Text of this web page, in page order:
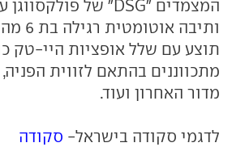
ותיבה
תוצע עם שלל אופציות היי-טק
מתכווננים בהתאם לזווית
מדור האחרון ועוד.
לדגמי סקודה בישראל- סקודה